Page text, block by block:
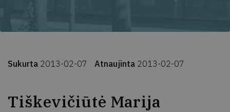
Sukurta 2013-02-07 Atnaujinta 2013-02-07
Tiškevičiūtė Marija